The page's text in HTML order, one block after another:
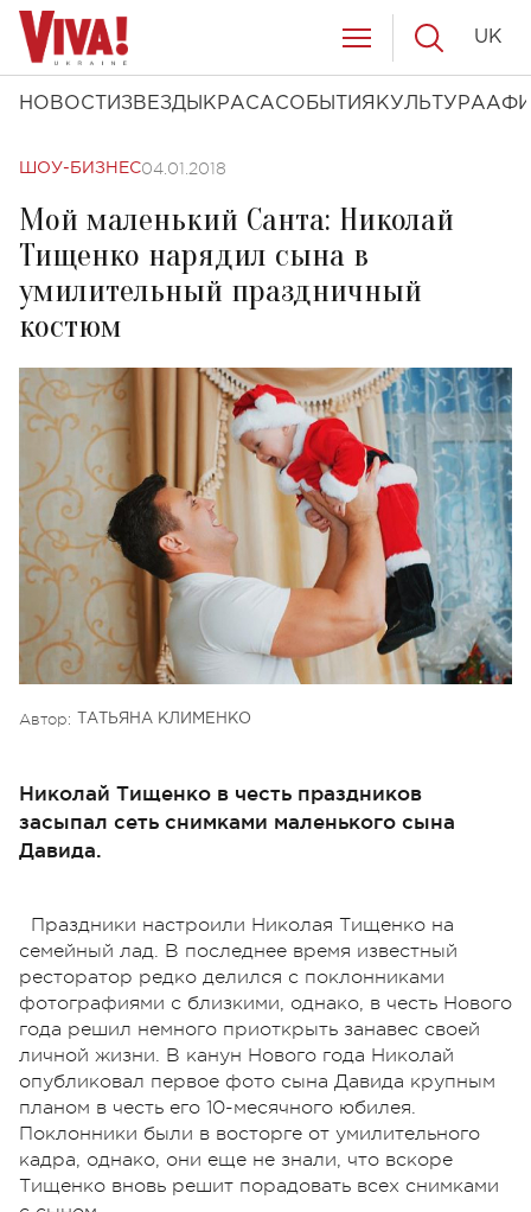
НОВОСТИ ЗВЕЗДЫ КРАСАСОБЫТИЯ КУЛЬТУРА
UK
ШОУ-БИЗНЕС04.01.2018
Мой маленький Санта: Николай
Тищенко нарядил сына в
умилительный праздничный
костюм
Автор: ТАТЬЯНА КЛИМЕНКО
Николай Тищенко в честь праздников
засыпал сеть снимками маленького сына
Давида.
Праздники настроили Николая Тищенко на
семейный лад. В последнее время известный
ресторатор редко делился с поклонниками
фотографиями с близкими, однако, в честь Нового
года решил немного приоткрыть занавес своей
личной жизни. В канун Нового года Николай
опубликовал первое фото сына Давида крупным
планом в честь его 10-месячного юбилея.
Поклонники были в восторге от умилительного
кадра, однако, они еще не знали, что вскоре
Тищенко вновь решит порадовать всех снимками